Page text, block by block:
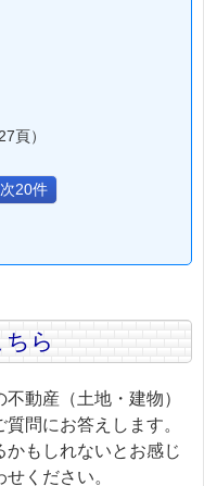
頁）
次20件
ら
動産（土地・建物）
問にお答えします。
かもしれないとお感じ
ください。